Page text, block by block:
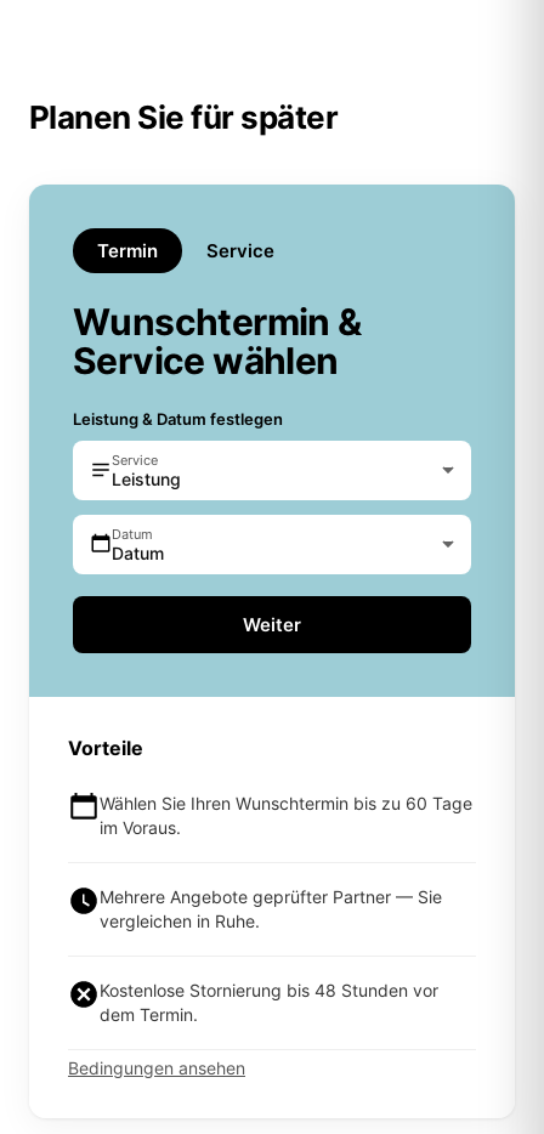
Planen Sie für später
Termin Service
Wunschtermin &
Service wählen
Leistung & Datum festlegen
Service
Leistung
Datum
Datum
Weiter
Vorteile
Wählen Sie Ihren Wunschtermin bis zu 60 Tage
im Voraus.
Mehrere Angebote geprüfter Partner — Sie
vergleichen in Ruhe.
Kostenlose Stornierung bis 48 Stunden vor
dem Termin.
Bedingungen ansehen